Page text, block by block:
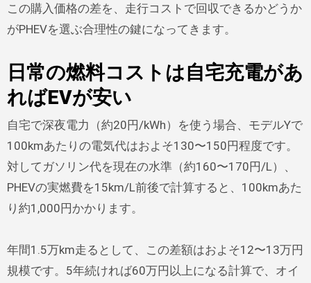
この購入価格の差を、走行コストで回収できるかどうか
がPHEVを選ぶ合理性の鍵になってきます。
日常の燃料コストは自宅充電があ
ればEVが安い
自宅で深夜電力（約20円/kWh）を使う場合、モデルYで
100kmあたりの電気代はおよそ130〜150円程度です。
対してガソリン代を現在の水準（約160〜170円/L）、
PHEVの実燃費を15km/L前後で計算すると、100kmあた
り約1,000円かかります。
年間1.5万km走るとして、この差額はおよそ12〜13万円
規模です。5年続ければ60万円以上になる計算で、オイ